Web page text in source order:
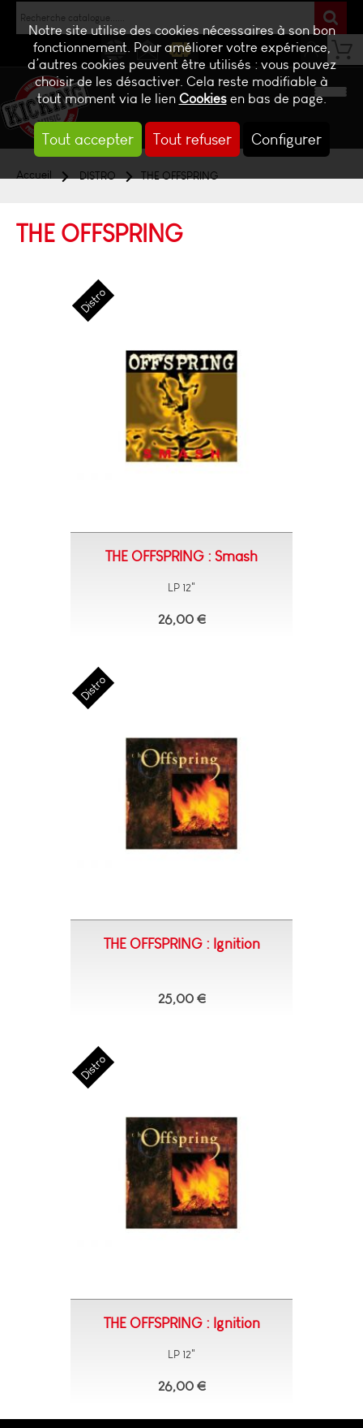
Notre site utilise des cookies nécessaires à son bon
fonctionnement. Pour améliorer votre expérience,
d’autres cookies peuvent être utilisés : vous pouvez
choisir de les désactiver. Cela reste modifiable à
tout moment via le lienCookiesen bas de page.
Tout accepter Tout refuser Configurer
NEWS CONTACTBILLETTERIE
Accueil DISTRO THE OFFSPRING
THE OFFSPRING
THE OFFSPRING : Smash
LP 12"
26,00 €
THE OFFSPRING : Ignition
25,00 €
THE OFFSPRING : Ignition
LP 12"
26,00 €